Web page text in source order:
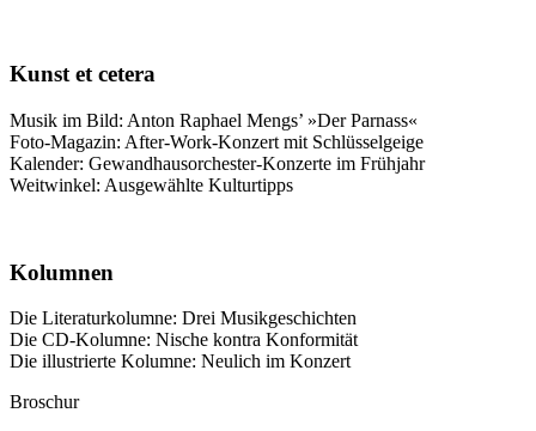
Kunst et cetera
Musik im Bild: Anton Raphael Mengs’ »Der Parnass«
Foto-Magazin: After-Work-Konzert mit Schlüsselgeige
Kalender: Gewandhausorchester-Konzerte im Frühjahr
Weitwinkel: Ausgewählte Kulturtipps
Kolumnen
Die Literaturkolumne: Drei Musikgeschichten
Die CD-Kolumne: Nische kontra Konformität
Die illustrierte Kolumne: Neulich im Konzert
Broschur